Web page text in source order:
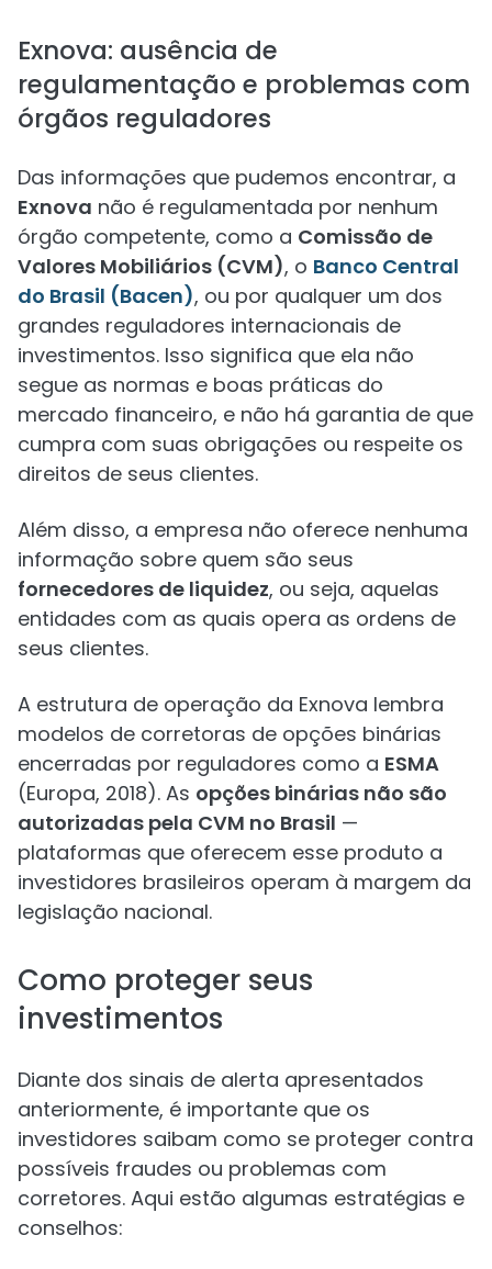
Exnova: ausência de
regulamentação e problemas com
órgãos reguladores
Das informações que pudemos encontrar, a
Exnova não é regulamentada por nenhum
órgão competente, como a Comissão de
Valores Mobiliários (CVM), o Banco Central
do Brasil (Bacen), ou por qualquer um dos
grandes reguladores internacionais de
investimentos. Isso significa que ela não
segue as normas e boas práticas do
mercado financeiro, e não há garantia de que
cumpra com suas obrigações ou respeite os
direitos de seus clientes.
Além disso, a empresa não oferece nenhuma
informação sobre quem são seus
fornecedores de liquidez, ou seja, aquelas
entidades com as quais opera as ordens de
seus clientes.
A estrutura de operação da Exnova lembra
modelos de corretoras de opções binárias
encerradas por reguladores como a ESMA
(Europa, 2018). As opções binárias não são
autorizadas pela CVM no Brasil —
plataformas que oferecem esse produto a
investidores brasileiros operam à margem da
legislação nacional.
Como proteger seus
investimentos
Diante dos sinais de alerta apresentados
anteriormente, é importante que os
investidores saibam como se proteger contra
possíveis fraudes ou problemas com
corretores. Aqui estão algumas estratégias e
conselhos: